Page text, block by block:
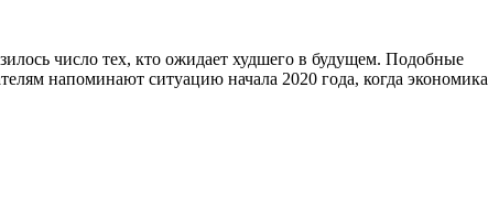
число тех, кто ожидает худшего в будущем. Подобные
напоминают ситуацию начала 2020 года, когда экономика